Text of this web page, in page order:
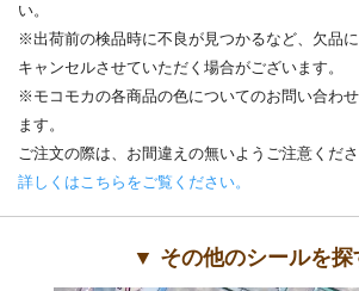
い。
※出荷前の検品時に不良が見つかるなど、欠品
キャンセルさせていただく場合がございます。
※モコモカの各商品の色についてのお問い合わ
ます。
ご注文の際は、お間違えの無いようご注意くださ
詳しくはこちらをご覧ください。
▼ その他のシールを